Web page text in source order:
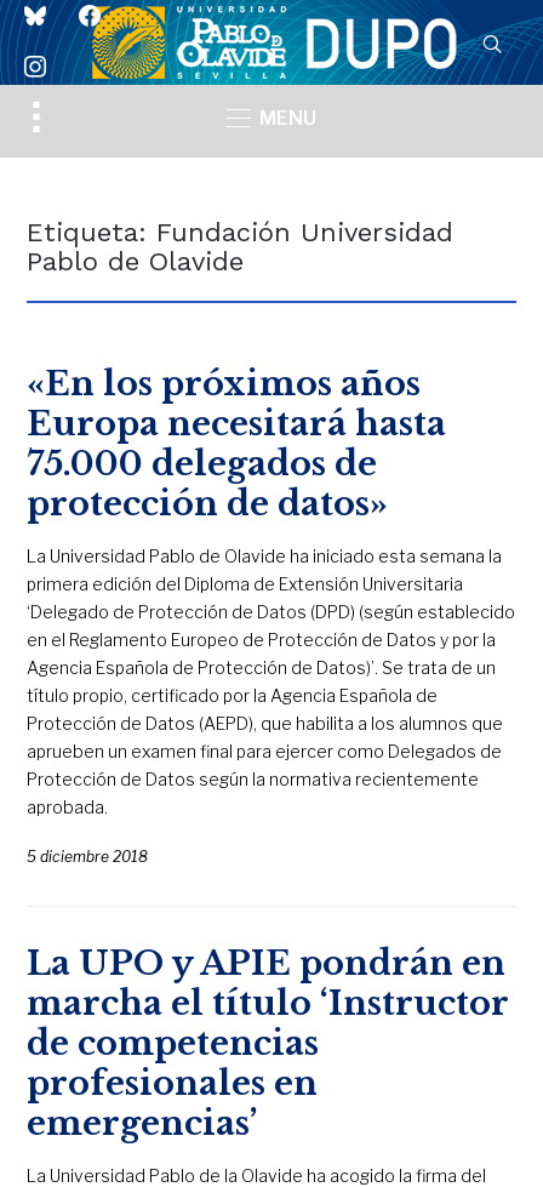
blueskyfacebook
instagram
Toggle
sidebar
MENU
Etiqueta: Fundación Universidad
Pablo de Olavide
«En los próximos años
Europa necesitará hasta
75.000 delegados de
protección de datos»
La Universidad Pablo de Olavide ha iniciado esta semana la
primera edición del Diploma de Extensión Universitaria
‘Delegado de Protección de Datos (DPD) (según establecido
en el Reglamento Europeo de Protección de Datos y por la
Agencia Española de Protección de Datos)’. Se trata de un
título propio, certificado por la Agencia Española de
Protección de Datos (AEPD), que habilita a los alumnos que
aprueben un examen final para ejercer como Delegados de
Protección de Datos según la normativa recientemente
aprobada.
5 diciembre 2018
La UPO y APIE pondrán en
marcha el título ‘Instructor
de competencias
profesionales en
emergencias’
La Universidad Pablo de la Olavide ha acogido la firma del